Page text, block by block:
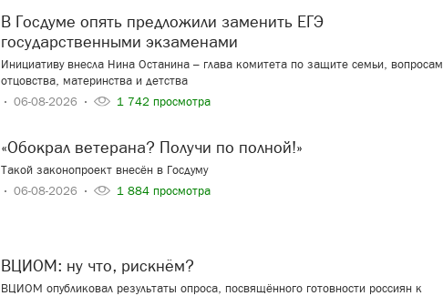
В Госдуме опять предложили заменить ЕГЭ
государственными экзаменами
Инициативу внесла Нина Останина – глава комитета по защите семьи, вопросам
отцовства, материнства и детства
06-08-2026
1 742 просмотра
«Обокрал ветерана? Получи по полной!»
Такой законопроект внесён в Госдуму
06-08-2026
1 884 просмотра
ВЦИОМ: ну что, рискнём?
ВЦИОМ опубликовал результаты опроса, посвящённого готовности россиян к